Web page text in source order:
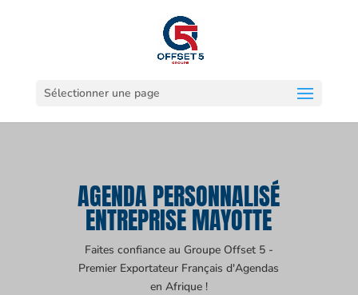
Sélectionner une page
AGENDA PERSONNALISÉ
ENTREPRISE MAYOTTE
Faites confiance au Groupe Offset 5 -
Premier Exportateur Français d'Agendas
en Afrique !